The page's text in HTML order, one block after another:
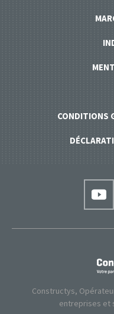
CONDITIONS
Constructys,
entreprises et